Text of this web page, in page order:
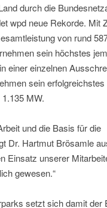
durch die
wpd neue Rekorde. Mit
von rund
sein höchstes
einer einzelnen
sein erfolgreichstes
MW.
und die Basis für die
Dr. Hartmut Brösamle
Einsatz unserer
gewesen.“
setzt sich damit der